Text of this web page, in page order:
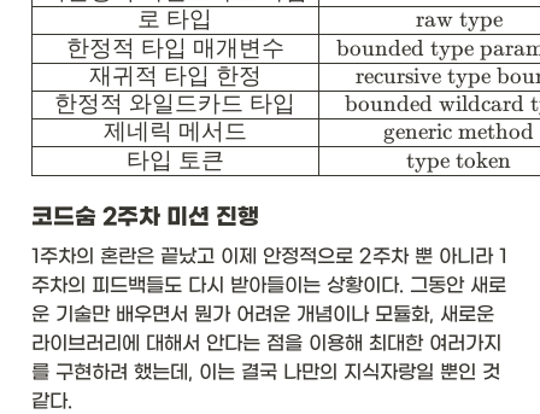
}
{|
c|
}\
hl
e
\t
ex
tb
f{
한
글
용
로 타입
한정적 타입 매개변수
재귀적 타입 한정
한정적 와일드카드 타입
제네릭 메서드
타입 토큰
raw type
bounded type
recursive type
bounded wildcard
generic method
type token
코드숨 2주차 미션 진행
1주차의 혼란은 끝났고 이제 안정적으로 2주차 뿐 아니라 1
주차의 피드백들도 다시 받아들이는 상황이다. 그동안 새로
운 기술만 배우면서 뭔가 어려운 개념이나 모듈화, 새로운
라이브러리에 대해서 안다는 점을 이용해 최대한 여러가지
를 구현하려 했는데, 이는 결국 나만의 지식자랑일 뿐인 것
같다.